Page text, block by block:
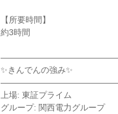
【所要時間】
約3時間
✨きんでんの強み✨
上場: 東証プライム
グループ: 関西電力グループ